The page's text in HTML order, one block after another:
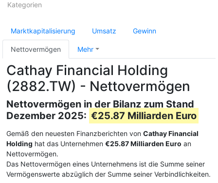
Kategorien
Marktkapitalisierung Umsatz Gewinn
Nettovermögen Mehr
Cathay Financial Holding
(2882.TW) - Nettovermögen
Nettovermögen in der Bilanz zum Stand
Dezember 2025: €25.87 Milliarden Euro
Gemäß den neuesten Finanzberichten von Cathay Financial
Holding hat das Unternehmen €25.87 Milliarden Euro an
Nettovermögen.
Das Nettovermögen eines Unternehmens ist die Summe seiner
Vermögenswerte abzüglich der Summe seiner Verbindlichkeiten.